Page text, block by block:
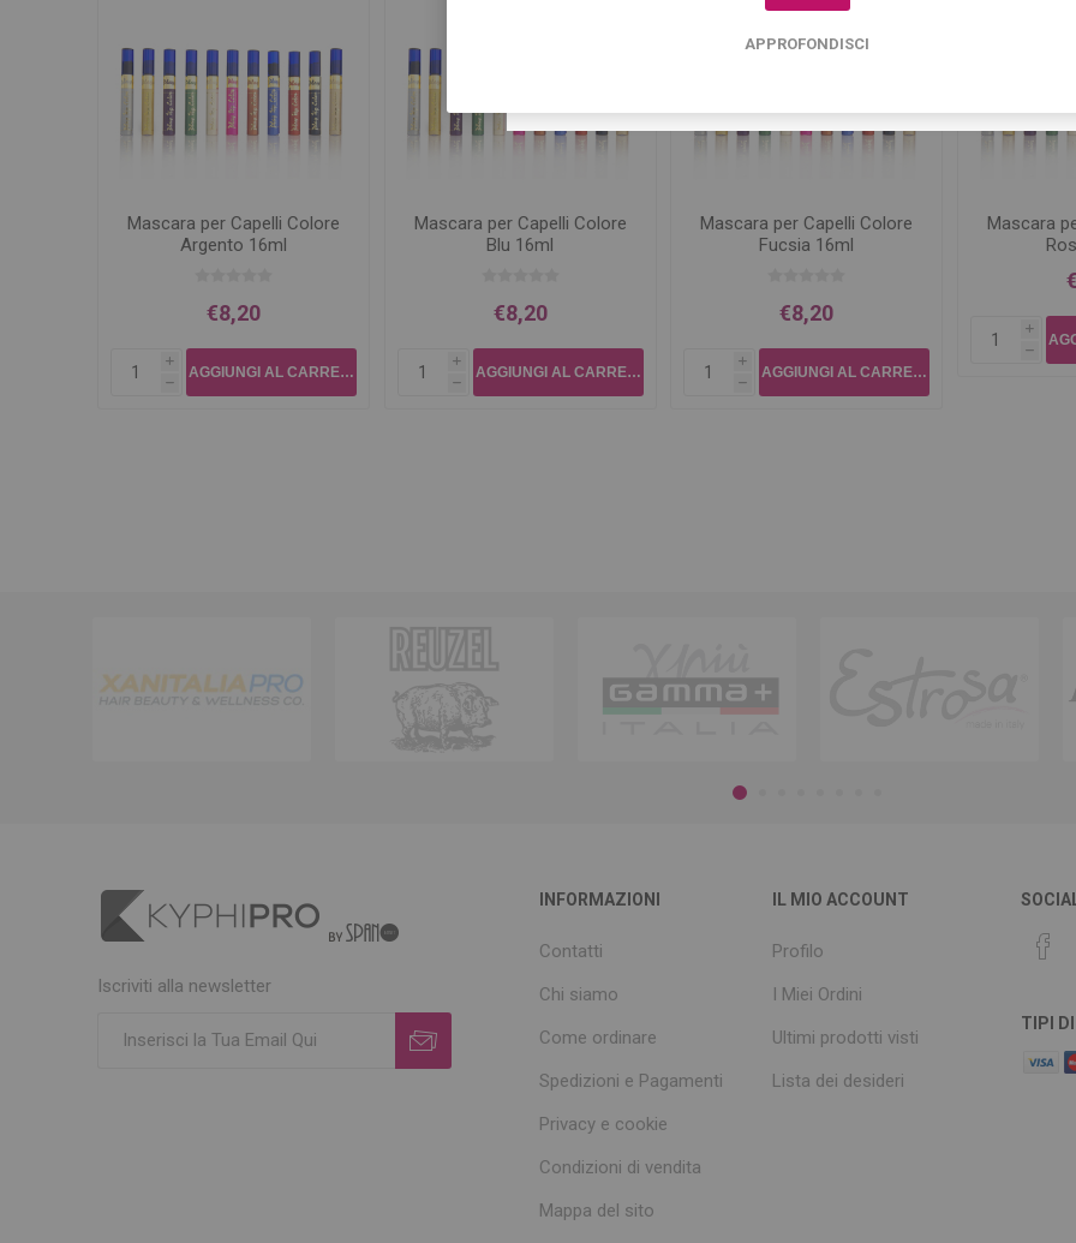
Mascara per Capelli Colore
Argento 16ml
€8,20
i
h
Mascara per Capelli Colore
Blu 16ml
€8,20
i
h
Mascara per Capelli Colore
Fucsia 16ml
€8,20
i
h
Mascara
i
h
Iscriviti alla newsletter
INFORMAZIONI
Contatti
Chi siamo
Come ordinare
Spedizioni e Pagamenti
Privacy e cookie
Condizioni di vendita
Mappa del sito
IL MIO ACCOUNT
Profilo
I Miei Ordini
Ultimi prodotti visti
Lista dei desideri
TIPI
APPROFONDISCI